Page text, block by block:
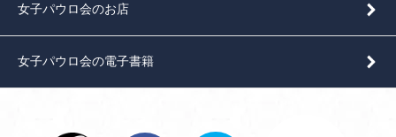
女子パウロ会のお店
女子パウロ会の電子書籍